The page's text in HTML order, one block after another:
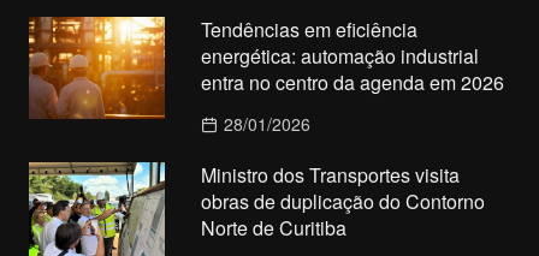
Tendências em eficiência
energética: automação industrial
entra no centro da agenda em 2026
28/01/2026
Ministro dos Transportes visita
obras de duplicação do Contorno
Norte de Curitiba